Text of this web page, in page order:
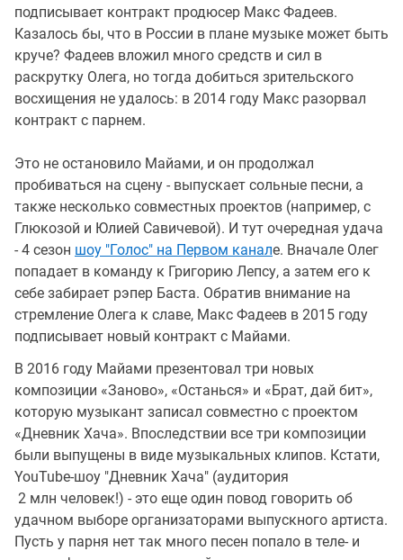
подписывает контракт продюсер Макс Фадеев.
Казалось бы, что в России в плане музыке может быть
круче? Фадеев вложил много средств и сил в
раскрутку Олега, но тогда добиться зрительского
восхищения не удалось: в 2014 году Макс разорвал
контракт с парнем.
Это не остановило Майами, и он продолжал
пробиваться на сцену - выпускает сольные песни, а
также несколько совместных проектов (например, с
Глюкозой и Юлией Савичевой). И тут очередная удача
- 4 сезон шоу "Голос" на Первом канале. Вначале Олег
попадает в команду к Григорию Лепсу, а затем его к
себе забирает рэпер Баста. Обратив внимание на
стремление Олега к славе, Макс Фадеев в 2015 году
подписывает новый контракт с Майами.
В 2016 году Майами презентовал три новых
композиции «Заново», «Останься» и «Брат, дай бит»,
которую музыкант записал совместно с проектом
«Дневник Хача». Впоследствии все три композиции
были выпущены в виде музыкальных клипов. Кстати,
YouTube-шоу "Дневник Хача" (аудитория
2 млн человек!) - это еще один повод говорить об
удачном выборе организаторами выпускного артиста.
Пусть у парня нет так много песен попало в теле- и